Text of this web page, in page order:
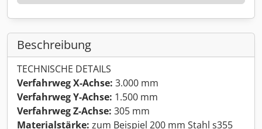
Beschreibung
TECHNISCHE DETAILS
Verfahrweg X-Achse: 3.000 mm
Verfahrweg Y-Achse: 1.500 mm
Verfahrweg Z-Achse: 305 mm
Materialstärke: zum Beispiel 200 mm Stahl s355